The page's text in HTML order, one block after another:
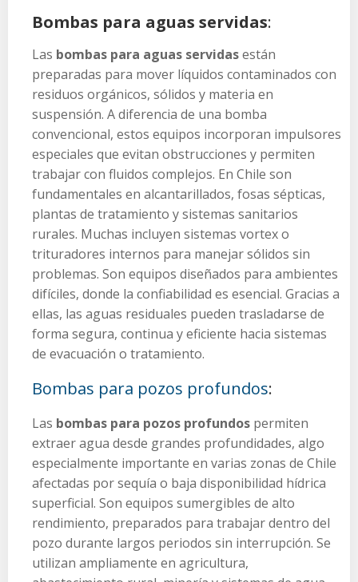
Bombas para aguas servidas:
Las bombas para aguas servidasestán
preparadas para mover líquidos contaminados con
residuos orgánicos, sólidos y materia en
suspensión. A diferencia de una bomba
convencional, estos equipos incorporan impulsores
especiales que evitan obstrucciones y permiten
trabajar con fluidos complejos. En Chile son
fundamentales en alcantarillados, fosas sépticas,
plantas de tratamiento y sistemas sanitarios
rurales. Muchas incluyen sistemas vortex o
trituradores internos para manejar sólidos sin
problemas. Son equipos diseñados para ambientes
difíciles, donde la confiabilidad es esencial. Gracias a
ellas, las aguas residuales pueden trasladarse de
forma segura, continua y eficiente hacia sistemas
de evacuación o tratamiento.
Bombas para pozos profundos:
Las bombas para pozos profundos permiten
extraer agua desde grandes profundidades, algo
especialmente importante en varias zonas de Chile
afectadas por sequía o baja disponibilidad hídrica
superficial. Son equipos sumergibles de alto
rendimiento, preparados para trabajar dentro del
pozo durante largos periodos sin interrupción. Se
utilizan ampliamente en agricultura,